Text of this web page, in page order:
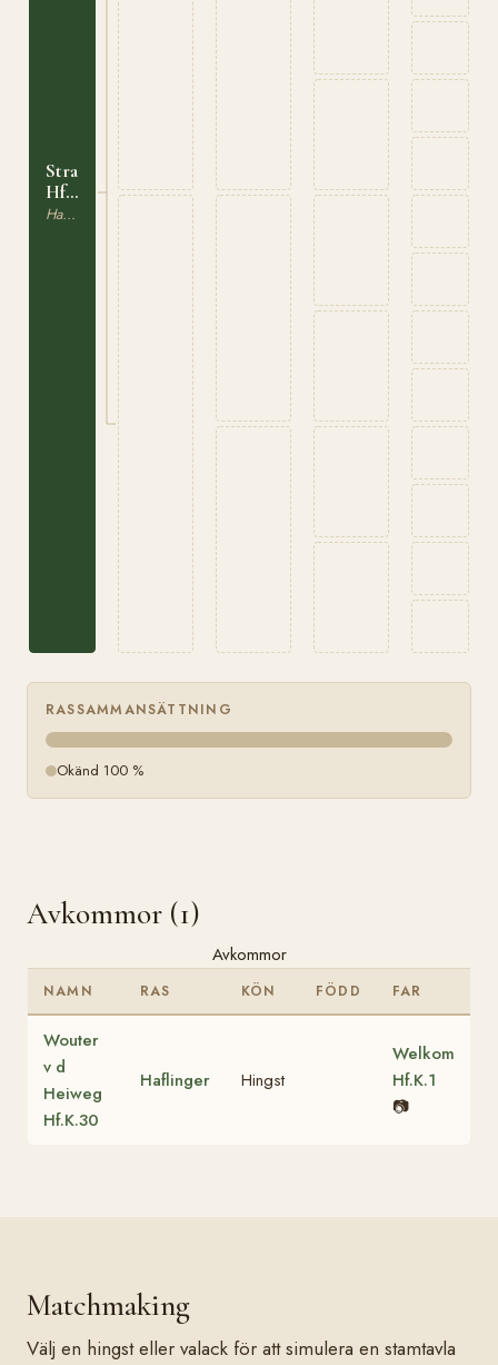
Stramie
Hf.K
319Haflinger
RASSAMMANSÄTTNING
Okänd 100 %
Avkommor (1)
Avkommor
NAMN RAS KÖN FÖDD FAR
Wouter
v d
Heiweg
Hf.K.30
Haflinger Hingst
Welkom
Hf.K.1
📷
Matchmaking
Välj en hingst eller valack för att simulera en stamtavla